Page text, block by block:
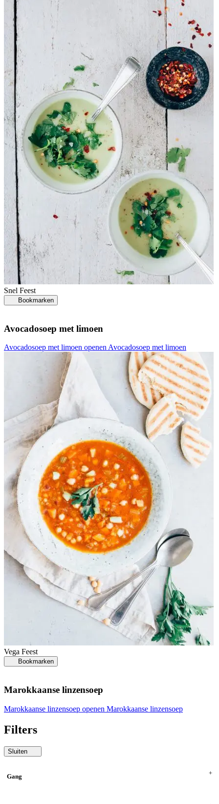
Snel Feest
Bookmarken
Avocadosoep met limoen
Avocadosoep met limoen openenAvocadosoep met limoen
Vega Feest
Bookmarken
Marokkaanse linzensoep
Marokkaanse linzensoep openen Marokkaanse linzensoep
Filters
Sluiten
Gang